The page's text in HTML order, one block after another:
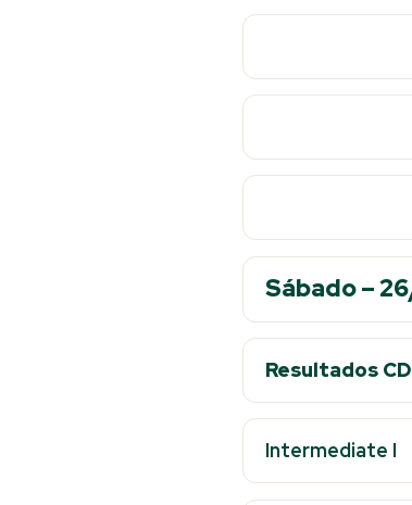
Sábado –
Resultados
Intermediate I